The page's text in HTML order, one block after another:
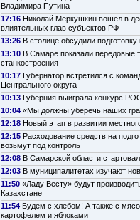
Владимира Путина
17:16 Николай Меркушкин вошел в
влиятельных глав субъектов РФ
13:26 В столице обсудили
13:10 В Самаре показали передовые
станкостроения
10:17 Губернатор встретился с
Центрального округа
10:13 Губерния выиграла конкурс
10:04 «Мы должны уберечь наших
12:18 Новый этап в развитии
12:15 Расходование средств на
возьмут под контроль
12:08 В Самарской области
12:03 В муниципалитетах изучают
11:50 «Ладу Весту» будут
Казахстане
11:54 Будем с хлебом! А также с
картофелем и яблоками